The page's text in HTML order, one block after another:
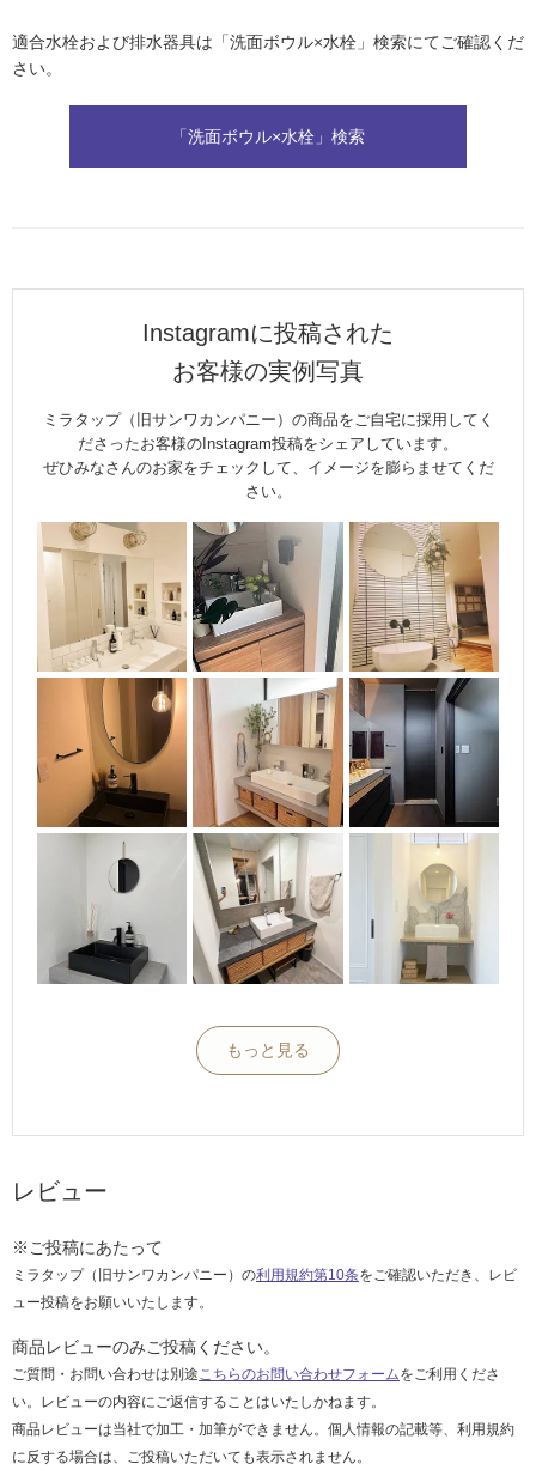
適合水栓および排水器具は「洗面ボウル×水栓」検索にてご確認くだ
さい。
「洗面ボウル×水栓」検索
Instagramに投稿された
お客様の実例写真
ミラタップ（旧サンワカンパニー）の商品をご自宅に採用してく
ださったお客様のInstagram投稿をシェアしています。
ぜひみなさんのお家をチェックして、イメージを膨らませてくだ
さい。
もっと見る
レビュー
※ご投稿にあたって
ミラタップ（旧サンワカンパニー）の利用規約第10条をご確認いただき、レビ
ュー投稿をお願いいたします。
商品レビューのみご投稿ください。
ご質問・お問い合わせは別途 こちらのお問い合わせフォームをご利用くださ
い。レビューの内容にご返信することはいたしかねます。
商品レビューは当社で加工・加筆ができません。個人情報の記載等、利用規約
に反する場合は、ご投稿いただいても表示されません。